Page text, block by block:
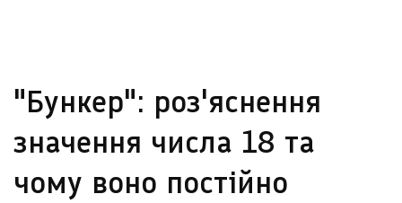
"Бункер": роз'яснення
значення числа 18 та
чому воно постійно